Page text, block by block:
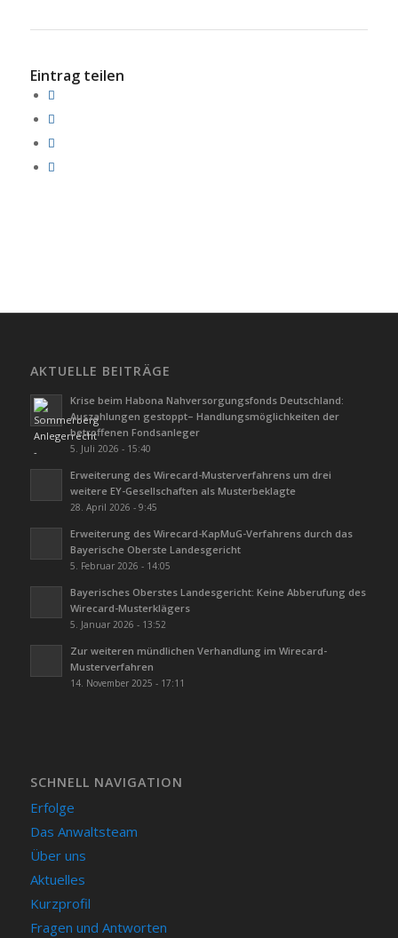
Eintrag teilen
AKTUELLE BEITRÄGE
Krise beim Habona Nahversorgungsfonds Deutschland:
Auszahlungen gestoppt– Handlungsmöglichkeiten der
betroffenen Fondsanleger
5. Juli 2026 - 15:40
Erweiterung des Wirecard-Musterverfahrens um drei
weitere EY-Gesellschaften als Musterbeklagte
28. April 2026 - 9:45
Erweiterung des Wirecard-KapMuG-Verfahrens durch das
Bayerische Oberste Landesgericht
5. Februar 2026 - 14:05
Bayerisches Oberstes Landesgericht: Keine Abberufung des
Wirecard-Musterklägers
5. Januar 2026 - 13:52
Zur weiteren mündlichen Verhandlung im Wirecard-
Musterverfahren
14. November 2025 - 17:11
SCHNELL NAVIGATION
Erfolge
Das Anwaltsteam
Über uns
Aktuelles
Kurzprofil
Fragen und Antworten